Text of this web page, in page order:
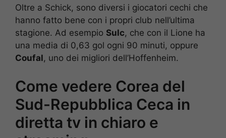
Oltre a Schick, sono diversi i giocatori cechi che
hanno fatto bene con i propri club nell’ultima
stagione. Ad esempio Sulc, che con il Lione ha
una media di 0,63 gol ogni 90 minuti, oppure
Coufal, uno dei migliori dell’Hoffenheim.
Come vedere Corea del
Sud-Repubblica Ceca in
diretta tv in chiaro e